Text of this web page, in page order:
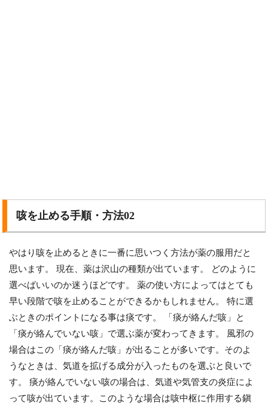
咳を止める手順・方法02
やはり咳を止めるときに一番に思いつく方法が薬の服用だと
思います。 現在、薬は沢山の種類が出ています。 どのように
選べばいいのか迷うほどです。 薬の使い方によってはとても
早い段階で咳を止めることができるかもしれません。 特に選
ぶときのポイントになる事は痰です。 「痰が絡んだ咳」と
「痰が絡んでいない咳」で選ぶ薬が変わってきます。 風邪の
場合はこの「痰が絡んだ咳」が出ることが多いです。そのよ
うなときは、気道を拡げる成分が入ったものを選ぶと良いで
す。 痰が絡んでいない咳の場合は、気道や気管支の炎症によ
って咳が出ています。このような場合は咳中枢に作用する鎭